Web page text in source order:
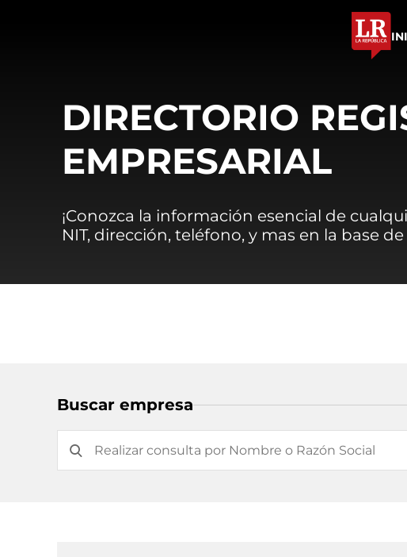
DIRECTORIO
EMPRESARIAL
¡Conozca la información esencial de
NIT, dirección, teléfono, y mas en la base
Buscar empresa